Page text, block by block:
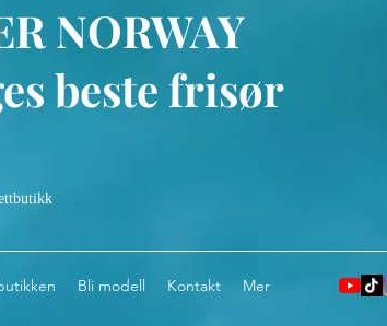
NORWAY
beste frisør
Bli modell Kontakt Mer